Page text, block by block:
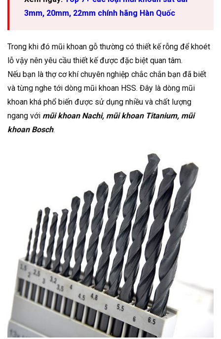
3mm, 20mm, 22mm chính hãng Hàn Quốc
Trong khi đó mũi khoan gỗ thường có thiết kế rỗng để khoét
lỗ vậy nên yêu cầu thiết kế được đặc biệt quan tâm.
Nếu bạn là thợ cơ khí chuyên nghiệp chắc chắn bạn đã biết
và từng nghe tới dòng mũi khoan HSS. Đây là dòng mũi
khoan khá phổ biến được sử dụng nhiều và chất lượng
ngang với mũi khoan Nachi, mũi khoan Titanium, mũi
khoan Bosch.